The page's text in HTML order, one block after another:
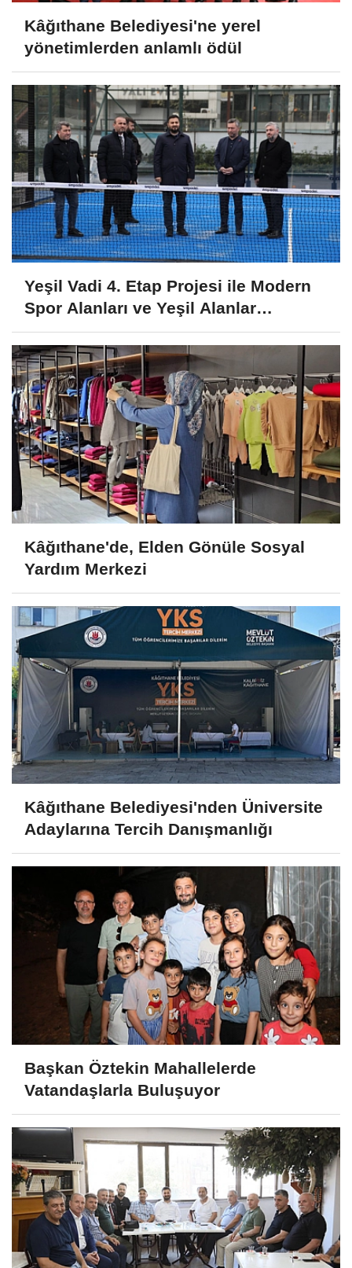
Kâğıthane Belediyesi'ne yerel
yönetimlerden anlamlı ödül
Yeşil Vadi 4. Etap Projesi ile Modern
Spor Alanları ve Yeşil Alanlar
Kazanılıyor
Kâğıthane'de, Elden Gönüle Sosyal
Yardım Merkezi
Kâğıthane Belediyesi'nden Üniversite
Adaylarına Tercih Danışmanlığı
Başkan Öztekin Mahallelerde
Vatandaşlarla Buluşuyor